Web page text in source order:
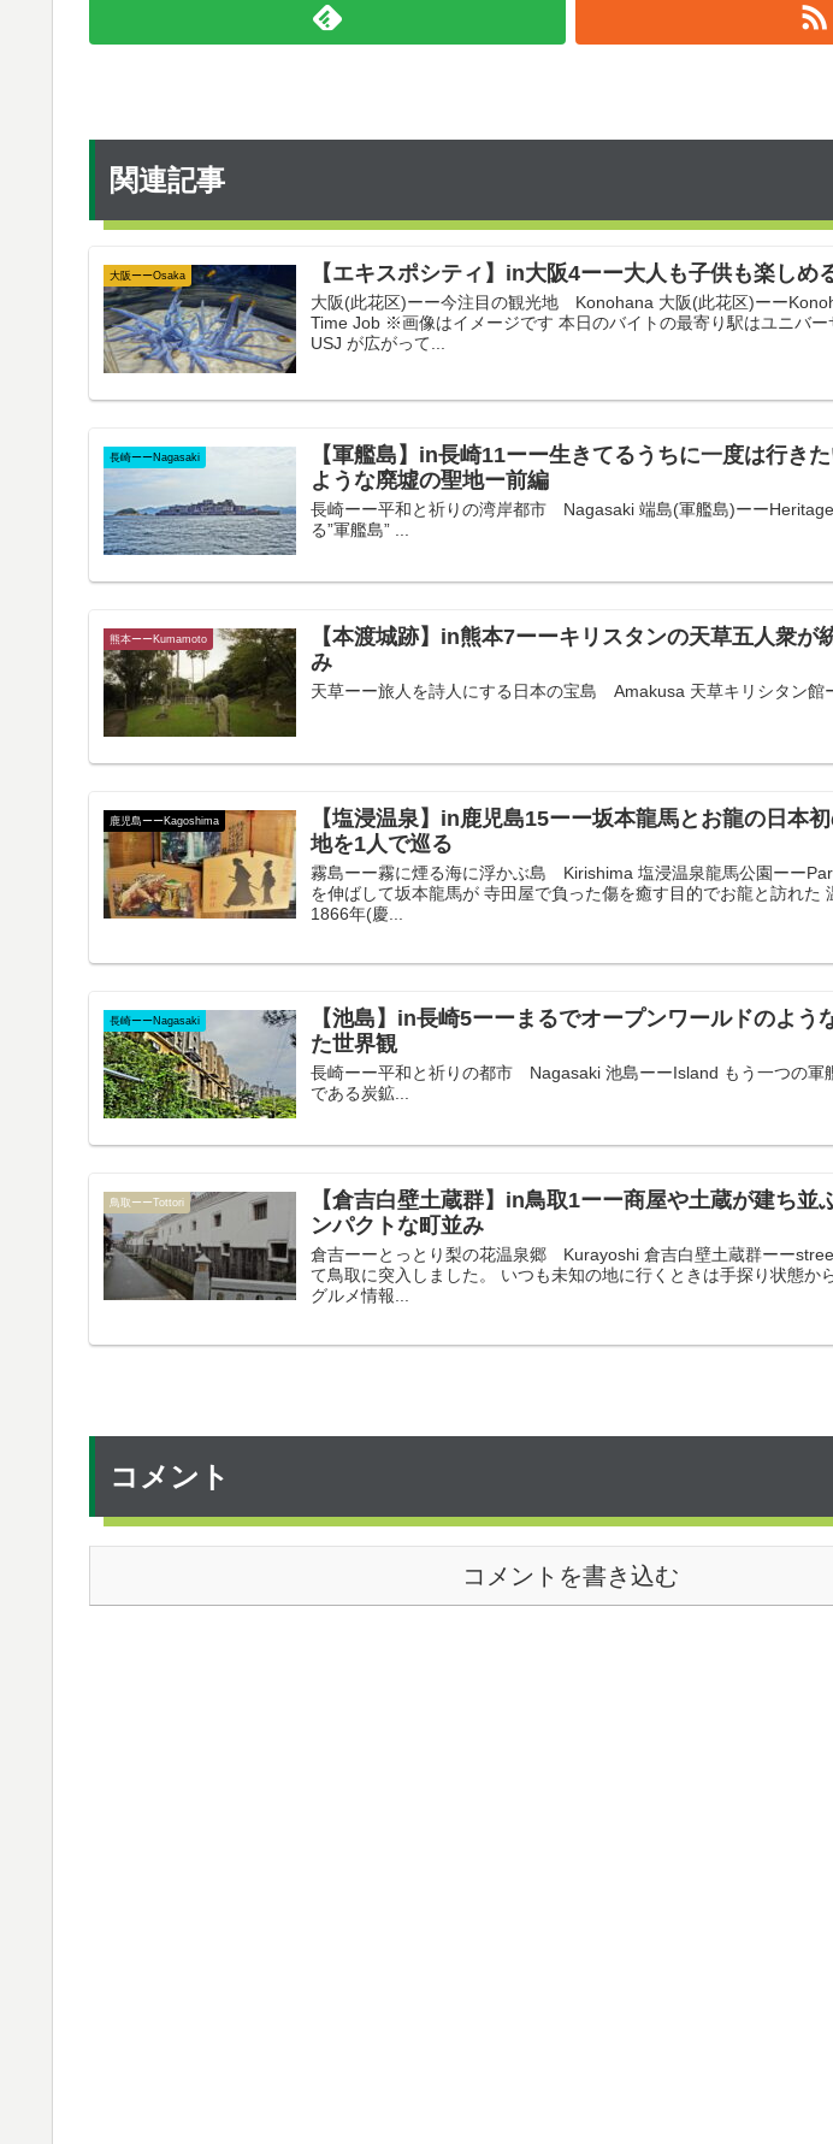
関連記事
大阪ーーOsaka 【エキスポシティ】in大阪4ーー大人も子供も楽しめ
大阪(此花区)ーー今注目の観光地 Konohana 大阪(此花区)ーー
Time Job ※画像はイメージです 本日のバイトの最寄り駅はユニバ
USJ が広がって...
長崎ーーNagasaki
【軍艦島】in長崎11ーー生きてるうちに一度は行き
ような廃墟の聖地ー前編
長崎ーー平和と祈りの湾岸都市 Nagasaki 端島(軍艦島)ーー
る”軍艦島” ...
熊本ーーKumamoto
【本渡城跡】in熊本7ーーキリスタンの天草五人衆が
み
天草ーー旅人を詩人にする日本の宝島 Amakusa 天草キリシタン館
鹿児島ーーKagoshima
【塩浸温泉】in鹿児島15ーー坂本龍馬とお龍の日本
地を1人で巡る
霧島ーー霧に煙る海に浮かぶ島 Kirishima 塩浸温泉龍馬公園ーー
を伸ばして坂本龍馬が 寺田屋で負った傷を癒す目的でお龍と訪れた
1866年(慶...
長崎ーーNagasaki
【池島】in長崎5ーーまるでオープンワールドのよう
た世界観
長崎ーー平和と祈りの都市 Nagasaki 池島ーーIsland もう一つの軍
である炭鉱...
鳥取ーーTottori
【倉吉白壁土蔵群】in鳥取1ーー商屋や土蔵が建ち並
ンパクトな町並み
倉吉ーーとっとり梨の花温泉郷 Kurayoshi 倉吉白壁土蔵群ーー
て鳥取に突入しました。 いつも未知の地に行くときは手探り状態か
グルメ情報...
コメント
コメントを書き込む